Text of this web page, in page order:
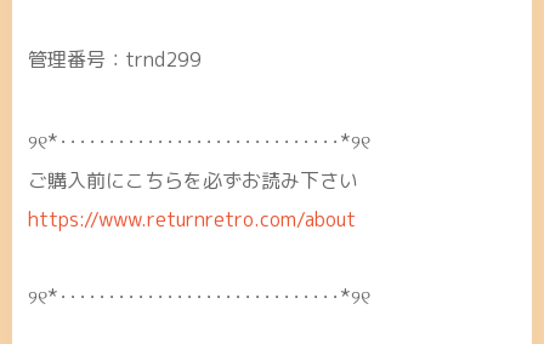
管理番号：trnd299
୨୧*･････････････････････････････*୨୧
ご購入前にこちらを必ずお読み下さい
https://www.returnretro.com/about
୨୧*･････････････････････････････*୨୧